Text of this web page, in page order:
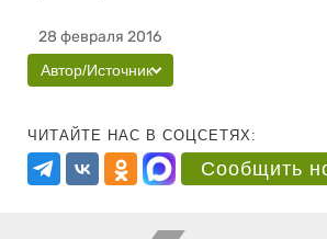
28 февраля 2016
Автор/Источник
ЧИТАЙТЕ НАС В СОЦСЕТЯХ:
Сообщить